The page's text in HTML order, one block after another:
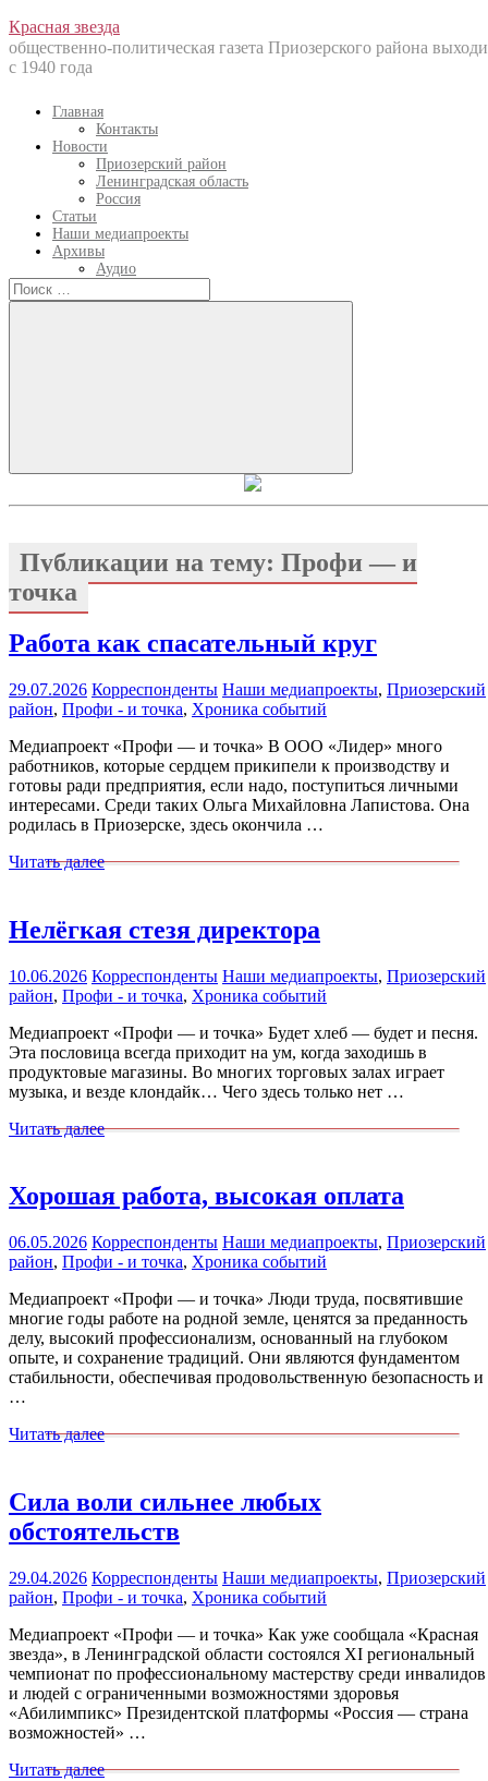
Перейти
к
содержанию
Красная звезда
общественно-политическая газета Приозерского района
с 1940 года
Главная
Контакты
Новости
Приозерский район
Ленинградская область
Россия
Статьи
Наши медиапроекты
Архивы
Аудио
Искать:
Искать
Публикации на тему: Профи — и
точка
Работа как спасательный круг
29.07.2026 Корреспонденты Наши медиапроекты, Приозерский
район, Профи - и точка, Хроника событий
Медиапроект «Профи — и точка» В ООО «Лидер» много
работников, которые сердцем прикипели к производству и
готовы ради предприятия, если надо, поступиться личными
интересами. Среди таких Ольга Михайловна Лапистова. Она
родилась в Приозерске, здесь окончила …
Читать далее
Нелёгкая стезя директора
10.06.2026 Корреспонденты Наши медиапроекты, Приозерский
район, Профи - и точка, Хроника событий
Медиапроект «Профи — и точка» Будет хлеб — будет и песня.
Эта пословица всегда приходит на ум, когда заходишь в
продуктовые магазины. Во многих торговых залах играет
музыка, и везде клондайк… Чего здесь только нет …
Читать далее
Хорошая работа, высокая оплата
06.05.2026 Корреспонденты Наши медиапроекты, Приозерский
район, Профи - и точка, Хроника событий
Медиапроект «Профи — и точка» Люди труда, посвятившие
многие годы работе на родной земле, ценятся за преданность
делу, высокий профессионализм, основанный на глубоком
опыте, и сохранение традиций. Они являются фундаментом
стабильности, обеспечивая продовольственную безопасность и
…
Читать далее
Сила воли сильнее любых
обстоятельств
29.04.2026 Корреспонденты Наши медиапроекты, Приозерский
район, Профи - и точка, Хроника событий
Медиапроект «Профи — и точка» Как уже сообщала «Красная
звезда», в Ленинградской области состоялся XI региональный
чемпионат по профессиональному мастерству среди инвалидов
и людей с ограниченными возможностями здоровья
«Абилимпикс» Президентской платформы «Россия — страна
возможностей» …
Читать далее